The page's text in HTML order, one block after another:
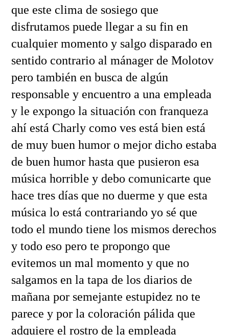
que este clima de sosiego que
disfrutamos puede llegar a su fin en
cualquier momento y salgo disparado en
sentido contrario al mánager de Molotov
pero también en busca de algún
responsable y encuentro a una empleada
y le expongo la situación con franqueza
ahí está Charly como ves está bien está
de muy buen humor o mejor dicho estaba
de buen humor hasta que pusieron esa
música horrible y debo comunicarte que
hace tres días que no duerme y que esta
música lo está contrariando yo sé que
todo el mundo tiene los mismos derechos
y todo eso pero te propongo que
evitemos un mal momento y que no
salgamos en la tapa de los diarios de
mañana por semejante estupidez no te
parece y por la coloración pálida que
adquiere el rostro de la empleada